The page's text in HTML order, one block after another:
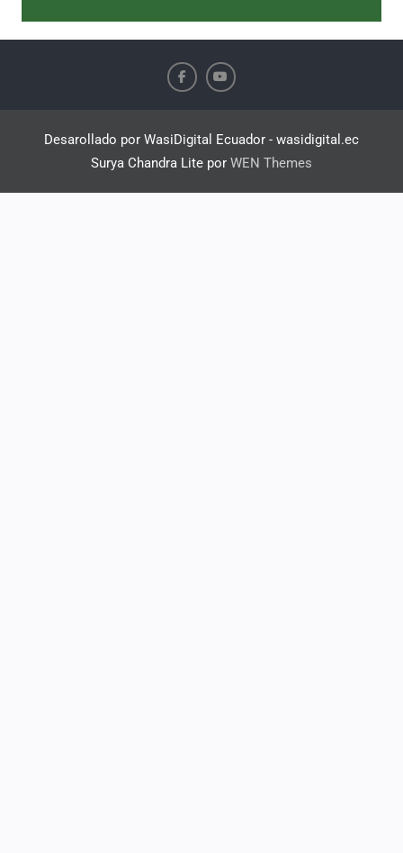
Desarollado por WasiDigital Ecuador - wasidigital.ec
Surya Chandra Lite por WEN Themes